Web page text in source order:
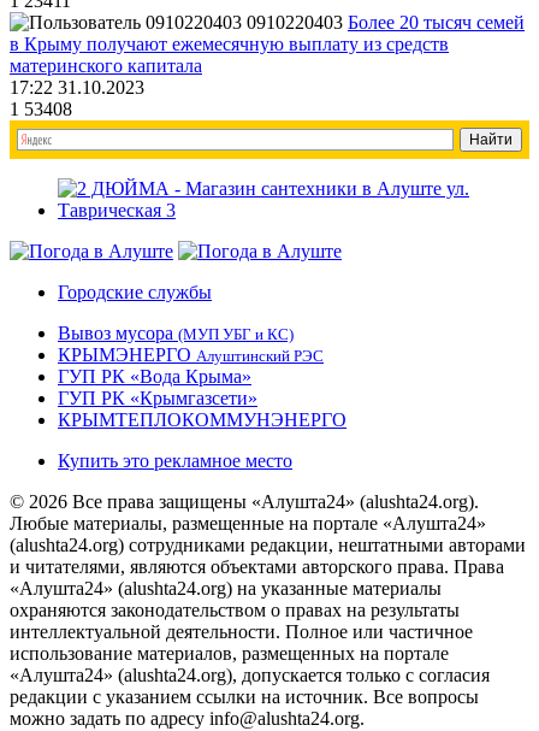
0910220403 Более 20 тысяч семей
в Крыму получают ежемесячную выплату из средств
материнского капитала
17:22 31.10.2023
1 53408
Городские службы
Вывоз мусора (МУП УБГ и КС)
КРЫМЭНЕРГО Алуштинский РЭС
ГУП РК «Вода Крыма»
ГУП РК «Крымгазсети»
КРЫМТЕПЛОКОММУНЭНЕРГО
Купить это рекламное место
© 2026 Все права защищены «Алушта24» (alushta24.org).
Любые материалы, размещенные на портале «Алушта24»
(alushta24.org) сотрудниками редакции, нештатными авторами
и читателями, являются объектами авторского права. Права
«Алушта24» (alushta24.org) на указанные материалы
охраняются законодательством о правах на результаты
интеллектуальной деятельности. Полное или частичное
использование материалов, размещенных на портале
«Алушта24» (alushta24.org), допускается только с согласия
редакции с указанием ссылки на источник. Все вопросы
можно задать по адресу info@alushta24.org.